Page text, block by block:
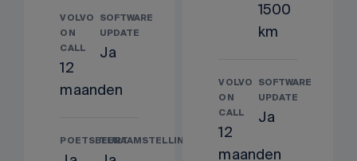
VOLVO
ON
CALL
12
maanden
SOFTWARE
UPDATE
Ja
POETSBEURTTENAAMSTELLING
1500
km
VOLVO
ON
CALL
12
maanden
SOFTWARE
UPDATE
Ja